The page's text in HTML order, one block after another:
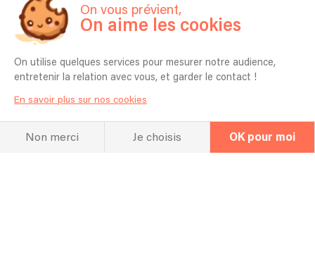
Pouvez-vous ajouter un ou une
chanteur(se) à votre formation ?
Oui
On vous prévient,
On aime les cookies
On utilise quelques services pour mesurer notre audience,
entretenir la relation avec vous, et garder le contact !
En savoir plus sur nos cookies
Non merci Je choisis OK pour moi